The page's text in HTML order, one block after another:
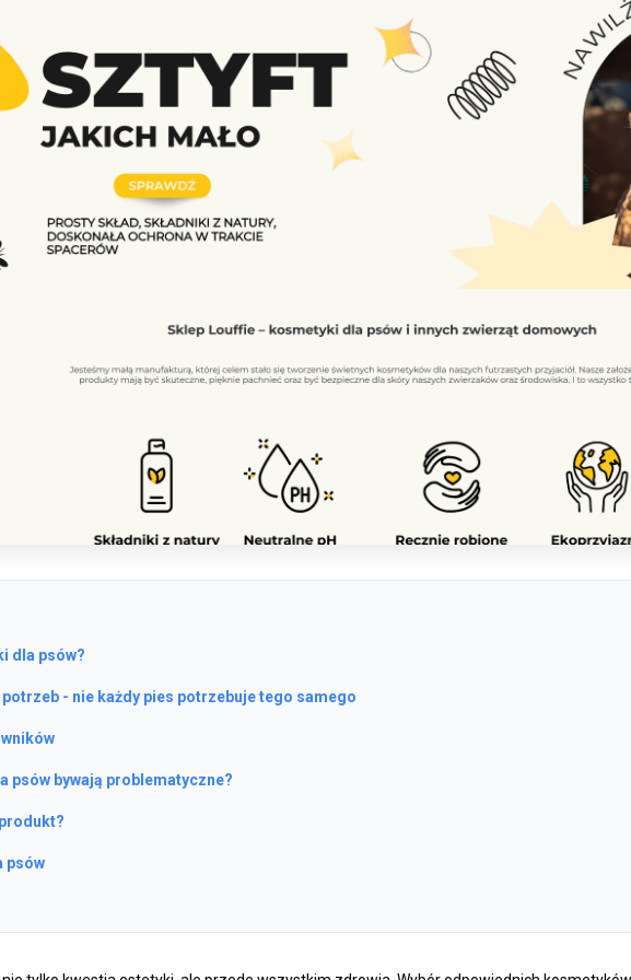
dla psów?
- nie każdy pies potrzebuje tego samego
psów bywają problematyczne?
psów